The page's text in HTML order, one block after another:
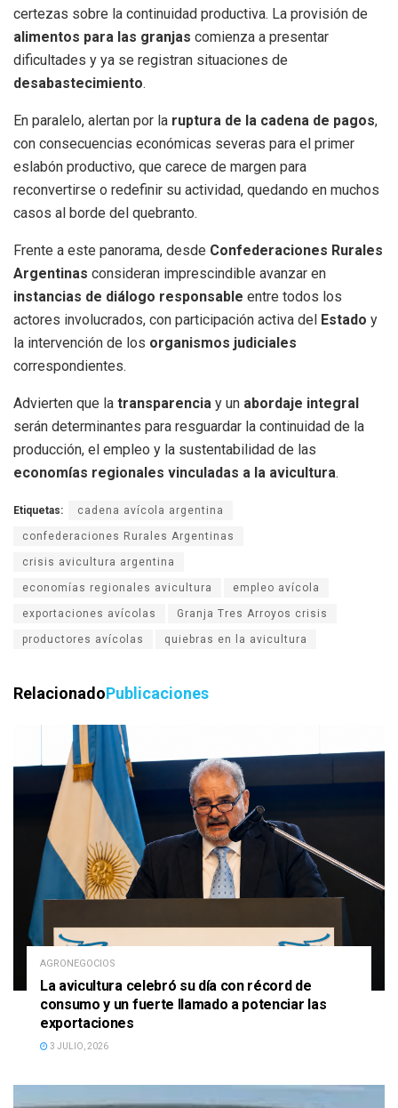
certezas sobre la continuidad productiva. La provisión de
alimentos para las granjas comienza a presentar
dificultades y ya se registran situaciones de
desabastecimiento.
En paralelo, alertan por la ruptura de la cadena de pagos,
con consecuencias económicas severas para el primer
eslabón productivo, que carece de margen para
reconvertirse o redefinir su actividad, quedando en muchos
casos al borde del quebranto.
Frente a este panorama, desde Confederaciones Rurales
Argentinas consideran imprescindible avanzar en
instancias de diálogo responsable entre todos los
actores involucrados, con participación activa del
Estado y
la intervención de los organismos judiciales
correspondientes.
Advierten que la transparencia y un abordaje integral
serán determinantes para resguardar la continuidad de la
producción, el empleo y la sustentabilidad de las
economías regionales vinculadas a la avicultura.
Etiquetas: cadena avícola argentina
confederaciones Rurales Argentinas
crisis avicultura argentina
economías regionales avicultura empleo avícola
exportaciones avícolas Granja Tres Arroyos crisis
productores avícolas quiebras en la avicultura
RelacionadoPublicaciones
AGRONEGOCIOS
La avicultura celebró su día con récord de
consumo y un fuerte llamado a potenciar las
exportaciones
3 JULIO, 2026